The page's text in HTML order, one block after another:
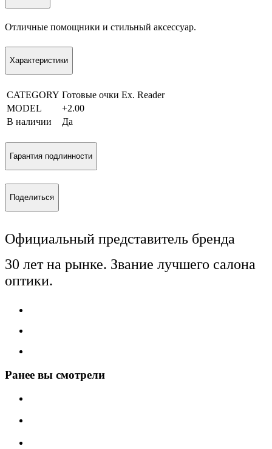
Отличные помощники и стильный аксессуар.
Характеристики
CATEGORY Готовые очки Ex. Reader
MODEL
+2.00
В наличии
Да
Гарантия подлинности
Поделиться
Официальный представитель бренда
30 лет на рынке. Звание лучшего салона
оптики.
Ранее вы смотрели